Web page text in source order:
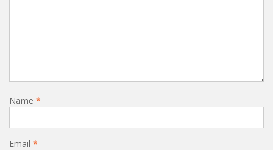
Name *
Email *